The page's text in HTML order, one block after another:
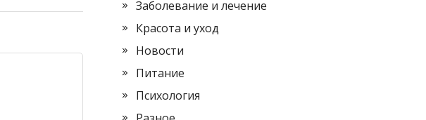
Заболевание и лечение
Красота и уход
Новости
Питание
Психология